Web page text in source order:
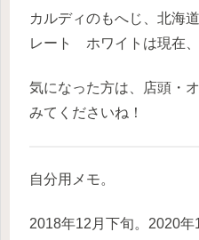
カルディのもへじ、北海
レート ホワイトは現在、
気になった方は、店頭・
みてくださいね！
自分用メモ。
2018年12月下旬。2020